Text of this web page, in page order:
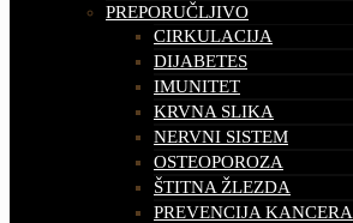
PREPORUČLJIVO
CIRKULACIJA
DIJABETES
IMUNITET
KRVNA SLIKA
NERVNI SISTEM
OSTEOPOROZA
ŠTITNA ŽLEZDA
PREVENCIJA KANCERA